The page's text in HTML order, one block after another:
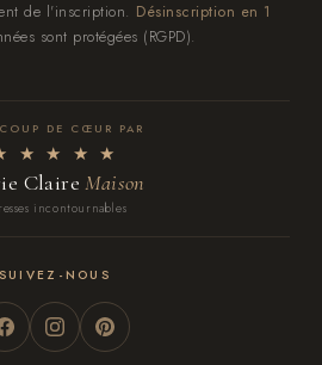
de l'inscription. Désinscription en 1
sont protégées (RGPD).
DE CŒUR PAR
★ ★ ★ ★
ClaireMaison
incontournables
SUIVEZ-NOUS